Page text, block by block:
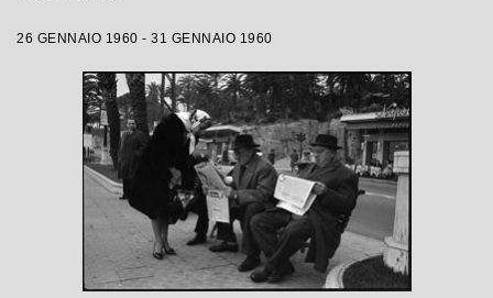
26 GENNAIO 1960 - 31 GENNAIO 1960